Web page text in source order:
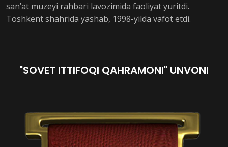
san’at muzeyi rahbari lavozimida faoliyat yuritdi.
Toshkent shahrida yashab, 1998-yilda vafot etdi.
"SOVET ITTIFOQI QAHRAMONI" UNVONI